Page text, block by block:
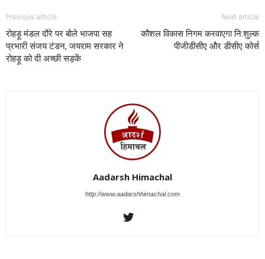
Previous article
रोहड़ू मंडल दौरे पर बोले भाजपा सह
प्रभारी संजय टंडन, जयराम सरकार ने
रोहड़ू को दी अच्छी सड़कें
Next article
कौशल विकास निगम करवाएगा नि:शुल्क
पीजीडीसीए और डीसीए कोर्स
Aadarsh Himachal
http://www.aadarshhimachal.com